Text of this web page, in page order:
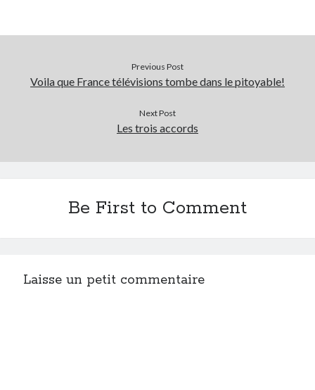
Previous Post
Voila que France télévisions tombe dans le pitoyable!
Next Post
Les trois accords
Be First to Comment
Laisse un petit commentaire